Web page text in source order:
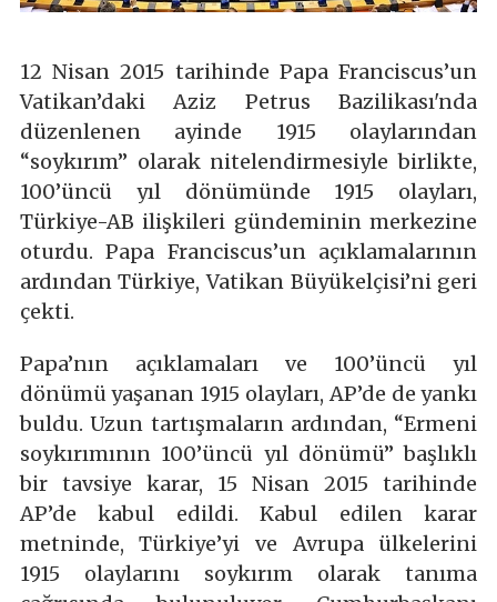
12 Nisan 2015 tarihinde Papa Franciscus’un
Vatikan’daki Aziz Petrus Bazilikası'nda
düzenlenen ayinde 1915 olaylarından
“soykırım” olarak nitelendirmesiyle birlikte,
100’üncü yıl dönümünde 1915 olayları,
Türkiye-AB ilişkileri gündeminin merkezine
oturdu. Papa Franciscus’un açıklamalarının
ardından Türkiye, Vatikan Büyükelçisi’ni geri
çekti.
Papa’nın açıklamaları ve 100’üncü yıl
dönümü yaşanan 1915 olayları, AP’de de yankı
buldu. Uzun tartışmaların ardından, “Ermeni
soykırımının 100’üncü yıl dönümü” başlıklı
bir tavsiye karar, 15 Nisan 2015 tarihinde
AP’de kabul edildi. Kabul edilen karar
metninde, Türkiye’yi ve Avrupa ülkelerini
1915 olaylarını soykırım olarak tanıma